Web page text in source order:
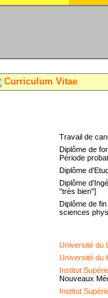
Curriculum Vitae
Travail de
Diplôme de
Période
Diplôme
Diplôme
"très bien"]
Diplôme de
sciences
Université du
Université du
Institut
Nouveaux
Institut